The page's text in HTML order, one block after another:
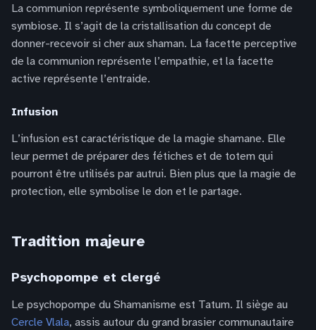
La communion représente symboliquement une forme de
symbiose. Il s’agit de la cristallisation du concept de
donner-recevoir si cher aux shaman. La facette perceptive
de la communion représente l’empathie, et la facette
active représente l’entraide.
Infusion
L’infusion est caractéristique de la magie shamane. Elle
leur permet de préparer des fétiches et de totem qui
pourront être utilisés par autrui. Bien plus que la magie de
protection, elle symbolise le don et le partage.
Tradition majeure
Psychopompe et clergé
Le psychopompe du Shamanisme est Tatum. Il siège au
Cercle Vlala, assis autour du grand brasier communautaire